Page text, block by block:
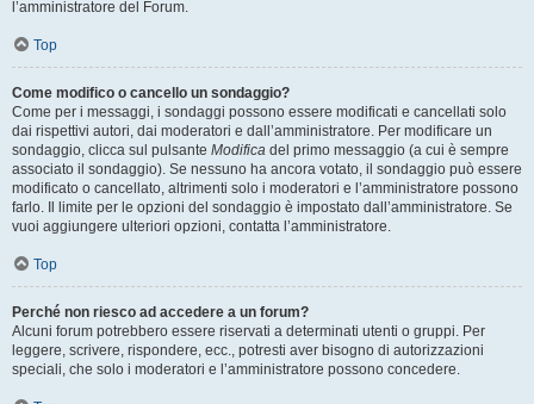
l’amministratore del Forum.
Top
Come modifico o cancello un sondaggio?
Come per i messaggi, i sondaggi possono essere modificati e cancellati solo
dai rispettivi autori, dai moderatori e dall’amministratore. Per modificare un
sondaggio, clicca sul pulsante Modifica del primo messaggio (a cui è sempre
associato il sondaggio). Se nessuno ha ancora votato, il sondaggio può essere
modificato o cancellato, altrimenti solo i moderatori e l’amministratore possono
farlo. Il limite per le opzioni del sondaggio è impostato dall’amministratore. Se
vuoi aggiungere ulteriori opzioni, contatta l’amministratore.
Top
Perché non riesco ad accedere a un forum?
Alcuni forum potrebbero essere riservati a determinati utenti o gruppi. Per
leggere, scrivere, rispondere, ecc., potresti aver bisogno di autorizzazioni
speciali, che solo i moderatori e l’amministratore possono concedere.